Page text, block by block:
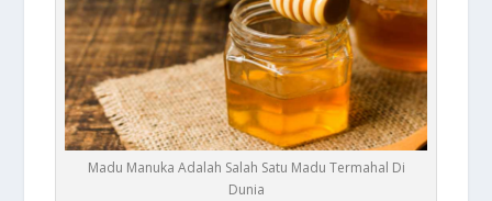
Madu Manuka Adalah Salah Satu Madu Termahal Di
Dunia